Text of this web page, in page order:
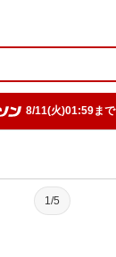
8/11(火)01:59まで
1/5